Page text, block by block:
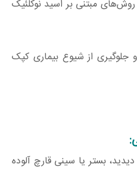
روش‌های مبتنی بر اسید نوکلئیک
جلوگیری از شیوع بیماری کپک
بستر یا سینی قارچ آلوده